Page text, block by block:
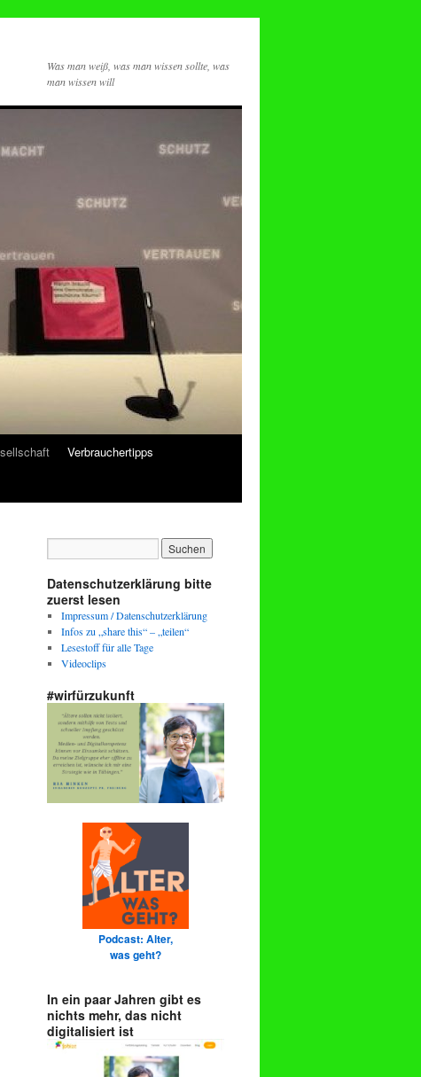
Was man weiß, was man wissen sollte, was
man wissen will
Verbrauchertipps
Datenschutzerklärung bitte
zuerst lesen
Impressum / Datenschutzerklärung
Infos zu „share this“ – „teilen“
Lesestoff für alle Tage
Videoclips
#wirfürzukunft
Podcast: Alter,
was geht?
In ein paar Jahren gibt es
nichts mehr, das nicht
digitalisiert ist